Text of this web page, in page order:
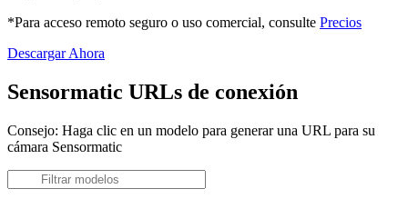
*Para acceso remoto seguro o uso comercial, consulte Precios
Descargar Ahora
Sensormatic URLs de conexión
Consejo: Haga clic en un modelo para generar una URL para su
cámara Sensormatic